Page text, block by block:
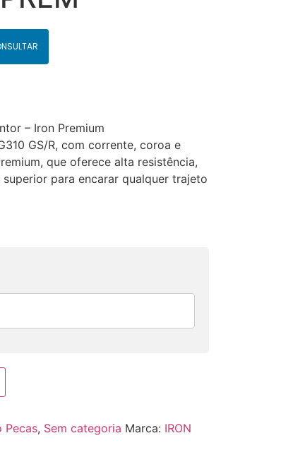
– Iron Premium
GS/R, com corrente, coroa e
que oferece alta resistência,
para encarar qualquer trajeto
Pecas, Sem categoria Marca: IRON